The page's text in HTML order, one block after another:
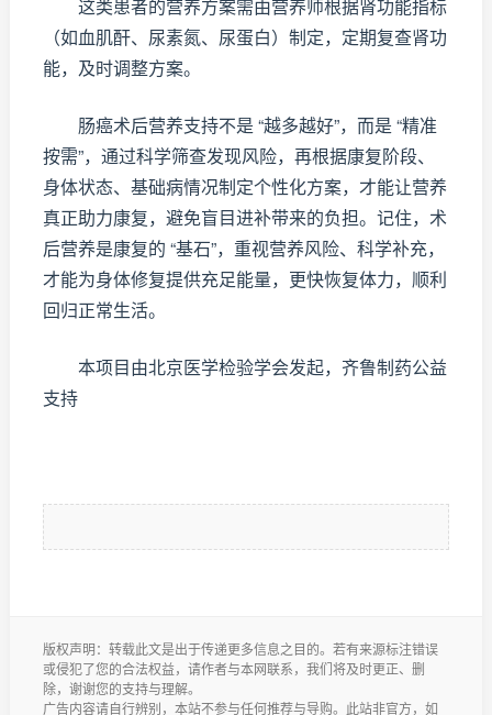
这类患者的营养方案需由营养师根据肾功能指标
（如血肌酐、尿素氮、尿蛋白）制定，定期复查肾功
能，及时调整方案。
肠癌术后营养支持不是 “越多越好”，而是 “精准
按需”，通过科学筛查发现风险，再根据康复阶段、
身体状态、基础病情况制定个性化方案，才能让营养
真正助力康复，避免盲目进补带来的负担。记住，术
后营养是康复的 “基石”，重视营养风险、科学补充，
才能为身体修复提供充足能量，更快恢复体力，顺利
回归正常生活。
本项目由北京医学检验学会发起，齐鲁制药公益
支持
版权声明：转载此文是出于传递更多信息之目的。若有来源标注错误
或侵犯了您的合法权益，请作者与本网联系，我们将及时更正、删
除，谢谢您的支持与理解。
广告内容请自行辨别，本站不参与任何推荐与导购。此站非官方，如